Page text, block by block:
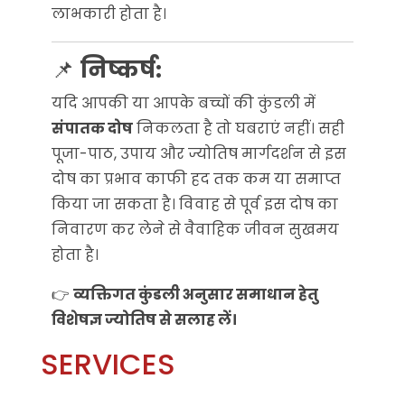
लाभकारी होता है।
📌 निष्कर्ष:
यदि आपकी या आपके बच्चों की कुंडली में
संपातक दोषनिकलता है तो घबराएं नहीं। सही
पूजा-पाठ, उपाय और ज्योतिष मार्गदर्शन से इस
दोष का प्रभाव काफी हद तक कम या समाप्त
किया जा सकता है। विवाह से पूर्व इस दोष का
निवारण कर लेने से वैवाहिक जीवन सुखमय
होता है।
👉 व्यक्तिगत कुंडली अनुसार समाधान हेतु
विशेषज्ञ ज्योतिष से सलाह लें।
SERVICES